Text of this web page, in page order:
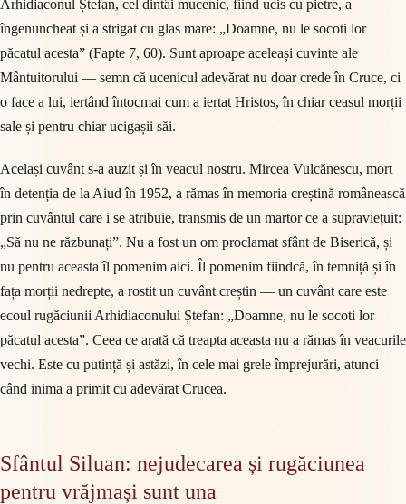
Arhidiaconul Ștefan, cel dintâi mucenic, fiind ucis cu pietre, a
îngenuncheat și a strigat cu glas mare: „Doamne, nu le socoti lor
păcatul acesta” (Fapte 7, 60). Sunt aproape aceleași cuvinte ale
Mântuitorului — semn că ucenicul adevărat nu doar crede în Cruce, ci
o face a lui, iertând întocmai cum a iertat Hristos, în chiar ceasul morții
sale și pentru chiar ucigașii săi.
Același cuvânt s-a auzit și în veacul nostru. Mircea Vulcănescu, mort
în detenția de la Aiud în 1952, a rămas în memoria creștină românească
prin cuvântul care i se atribuie, transmis de un martor ce a supraviețuit:
„Să nu ne răzbunați”. Nu a fost un om proclamat sfânt de Biserică, și
nu pentru aceasta îl pomenim aici. Îl pomenim fiindcă, în temniță și în
fața morții nedrepte, a rostit un cuvânt creștin — un cuvânt care este
ecoul rugăciunii Arhidiaconului Ștefan: „Doamne, nu le socoti lor
păcatul acesta”. Ceea ce arată că treapta aceasta nu a rămas în veacurile
vechi. Este cu putință și astăzi, în cele mai grele împrejurări, atunci
când inima a primit cu adevărat Crucea.
Sfântul Siluan: nejudecarea și rugăciunea
pentru vrăjmași sunt una